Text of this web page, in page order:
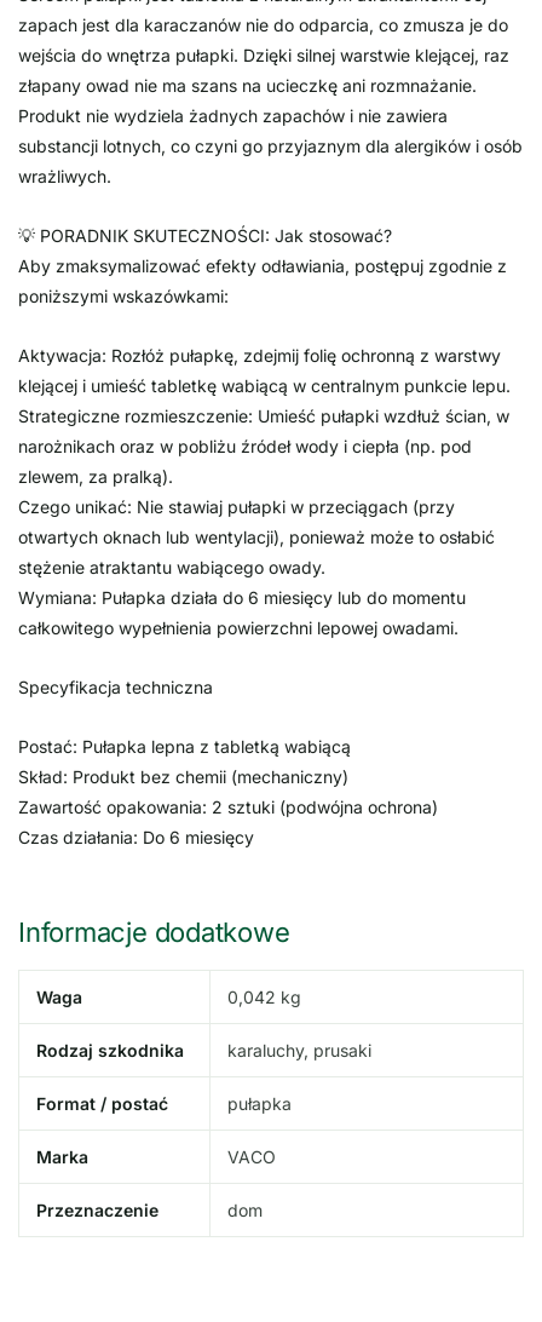
zapach jest dla karaczanów nie do odparcia, co zmusza je do
wejścia do wnętrza pułapki. Dzięki silnej warstwie klejącej, raz
złapany owad nie ma szans na ucieczkę ani rozmnażanie.
Produkt nie wydziela żadnych zapachów i nie zawiera
substancji lotnych, co czyni go przyjaznym dla alergików i osób
wrażliwych.
💡 PORADNIK SKUTECZNOŚCI: Jak stosować?
Aby zmaksymalizować efekty odławiania, postępuj zgodnie z
poniższymi wskazówkami:
Aktywacja: Rozłóż pułapkę, zdejmij folię ochronną z warstwy
klejącej i umieść tabletkę wabiącą w centralnym punkcie lepu.
Strategiczne rozmieszczenie: Umieść pułapki wzdłuż ścian, w
narożnikach oraz w pobliżu źródeł wody i ciepła (np. pod
zlewem, za pralką).
Czego unikać: Nie stawiaj pułapki w przeciągach (przy
otwartych oknach lub wentylacji), ponieważ może to osłabić
stężenie atraktantu wabiącego owady.
Wymiana: Pułapka działa do 6 miesięcy lub do momentu
całkowitego wypełnienia powierzchni lepowej owadami.
Specyfikacja techniczna
Postać: Pułapka lepna z tabletką wabiącą
Skład: Produkt bez chemii (mechaniczny)
Zawartość opakowania: 2 sztuki (podwójna ochrona)
Czas działania: Do 6 miesięcy
Informacje dodatkowe
Waga 0,042 kg
Rodzaj szkodnika karaluchy, prusaki
Format / postać pułapka
Marka VACO
Przeznaczenie dom